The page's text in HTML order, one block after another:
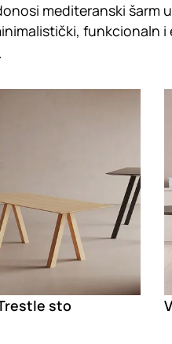
mediteranski šarm
funkcionaln
sto